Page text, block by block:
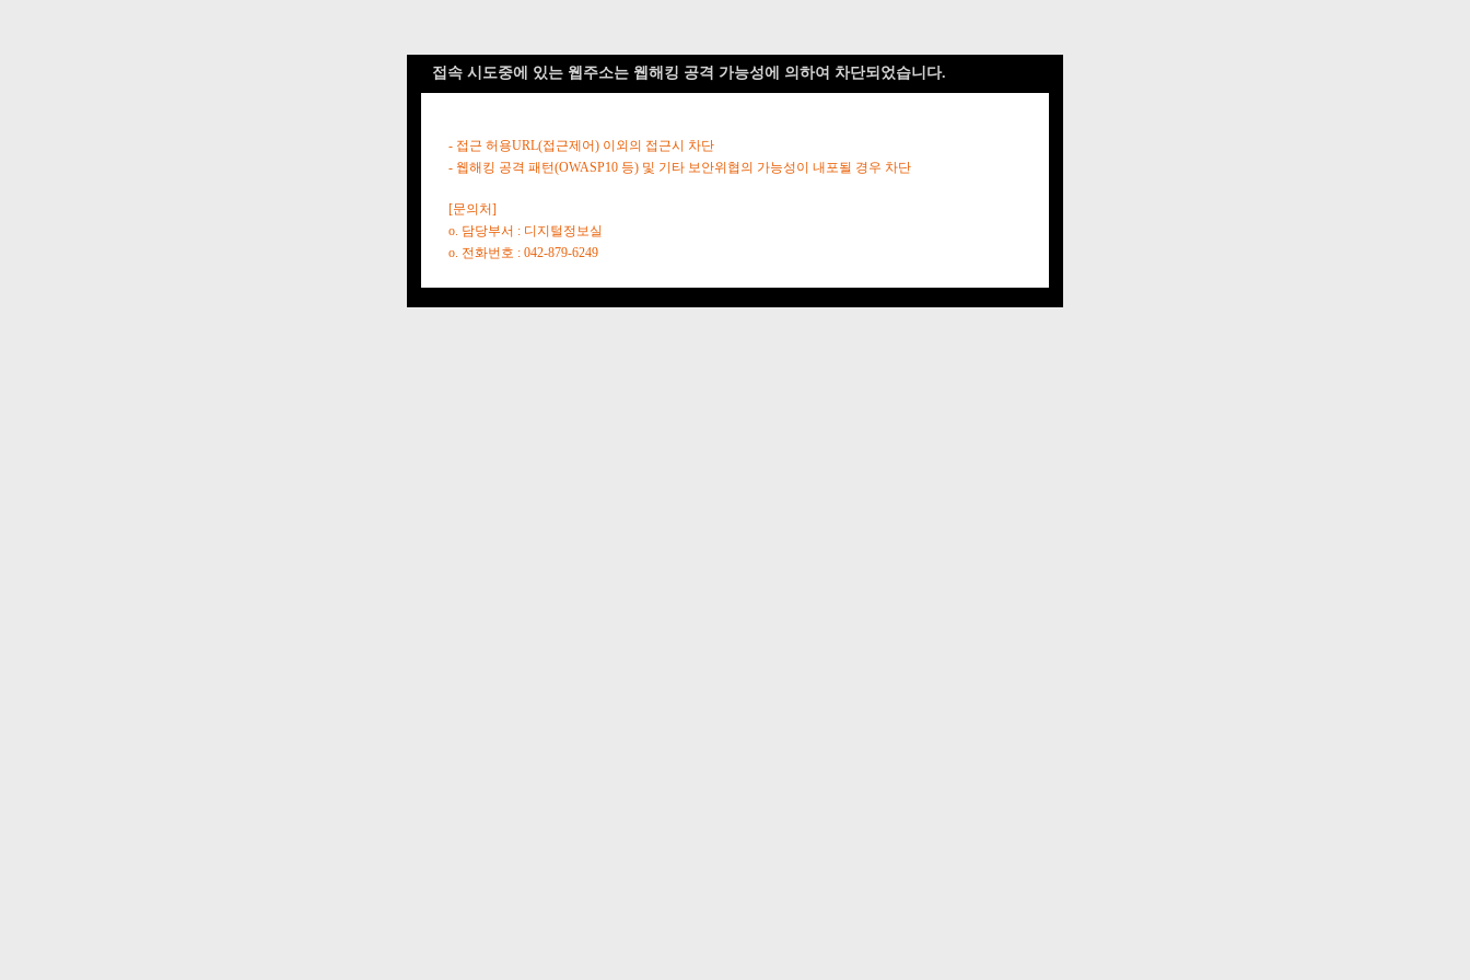
접속 시도중에 있는 웹주소는 웹해킹 공격 가능성에 의하여 차단되었습니다.
- 접근 허용URL(접근제어) 이외의 접근시 차단
- 웹해킹 공격 패턴(OWASP10 등) 및 기타 보안위협의 가능성이 내포될 경우 차단
[문의처]
o. 담당부서 : 디지털정보실
o. 전화번호 : 042-879-6249